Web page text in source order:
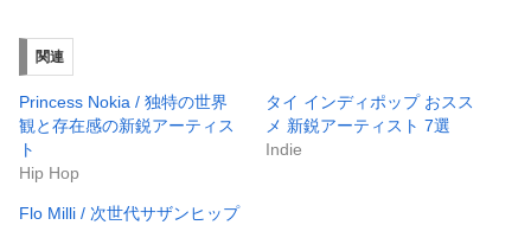
関連
Princess Nokia / 独特の世界
観と存在感の新鋭アーティス
ト
Hip Hop
タイ インディポップ おスス
メ 新鋭アーティスト 7選
Indie
Flo Milli / 次世代サザンヒップ